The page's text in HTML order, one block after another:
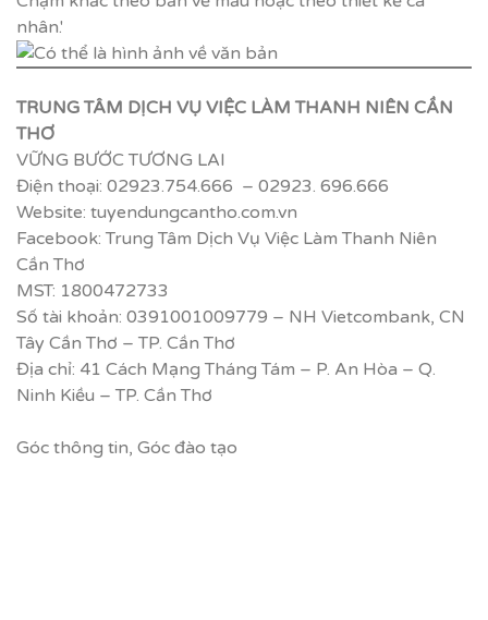
TRUNG TÂM DỊCH VỤ VIỆC LÀM THANH NIÊN CẦN
THƠ
VỮNG BƯỚC TƯƠNG LAI
Điện thoại: 02923.754.666 – 02923. 696.666
Website: tuyendungcantho.com.vn
Facebook: Trung Tâm Dịch Vụ Việc Làm Thanh Niên
Cần Thơ
MST: 1800472733
Số tài khoản: 0391001009779 – NH Vietcombank, CN
Tây Cần Thơ – TP. Cần Thơ
Địa chỉ: 41 Cách Mạng Tháng Tám – P. An Hòa – Q.
Ninh Kiều – TP. Cần Thơ
Góc thông tin, Góc đào tạo